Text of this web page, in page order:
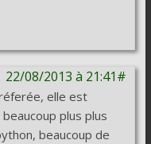
22/08/2013 à 21:41#
elle est
plus plus
beaucoup de